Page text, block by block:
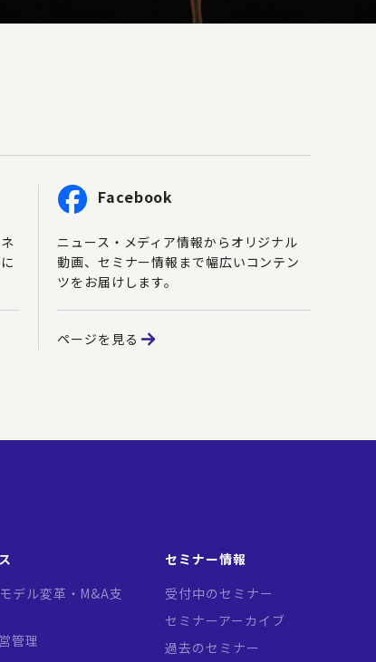
Facebook
ニュース・メディア情報からオリジナル
動画、セミナー情報まで幅広いコンテン
ツをお届けします。
ページを見る
デル変革・M&A支
管理
セミナー情報
受付中のセミナー
セミナーアーカイブ
過去のセミナー